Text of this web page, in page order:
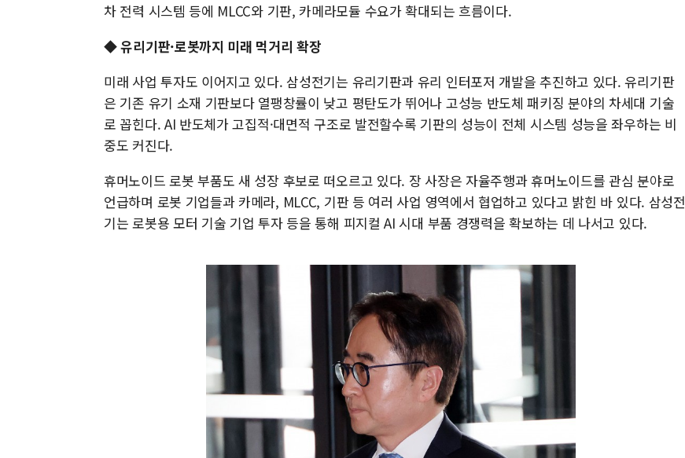
차 전력 시스템 등에 MLCC와 기판, 카메라모듈 수요가 확대되는 흐름이다.
◆ 유리기판·로봇까지 미래 먹거리 확장
미래 사업 투자도 이어지고 있다. 삼성전기는 유리기판과 유리 인터포저 개발을 추진하고 있다. 유리기판
은 기존 유기 소재 기판보다 열팽창률이 낮고 평탄도가 뛰어나 고성능 반도체 패키징 분야의 차세대 기술
로 꼽힌다. AI 반도체가 고집적·대면적 구조로 발전할수록 기판의 성능이 전체 시스템 성능을 좌우하는 비
중도 커진다.
휴머노이드 로봇 부품도 새 성장 후보로 떠오르고 있다. 장 사장은 자율주행과 휴머노이드를 관심 분야로
언급하며 로봇 기업들과 카메라, MLCC, 기판 등 여러 사업 영역에서 협업하고 있다고 밝힌 바 있다. 삼성전
기는 로봇용 모터 기술 기업 투자 등을 통해 피지컬 AI 시대 부품 경쟁력을 확보하는 데 나서고 있다.